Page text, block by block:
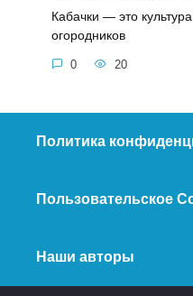
Кабачки — это
огородников
0 20
Политика
Пользовательское
Наши авторы